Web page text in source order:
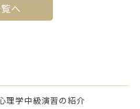
へ
理学中級演習の紹介